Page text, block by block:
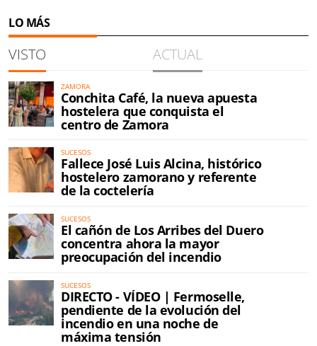
LO MÁS
VISTO ACTUAL
ZAMORA
Conchita Café, la nueva apuesta
hostelera que conquista el
centro de Zamora
SUCESOS
Fallece José Luis Alcina, histórico
hostelero zamorano y referente
de la coctelería
SUCESOS
El cañón de Los Arribes del Duero
concentra ahora la mayor
preocupación del incendio
SUCESOS
DIRECTO - VÍDEO | Fermoselle,
pendiente de la evolución del
incendio en una noche de
máxima tensión